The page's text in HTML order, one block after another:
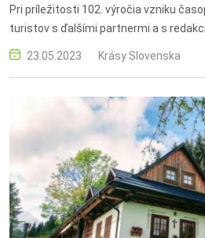
Pri príležitosti 102. výročia vzniku
turistov s ďalšími partnermi a s
Slovenska organizujú 58. Stretnutie
23.05.2023 Krásy Slovenska